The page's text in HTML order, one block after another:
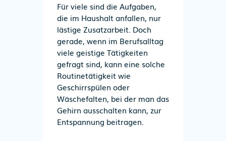
Für viele sind die Aufgaben,
die im Haushalt anfallen, nur
lästige Zusatzarbeit. Doch
gerade, wenn im Berufsalltag
viele geistige Tätigkeiten
gefragt sind, kann eine solche
Routinetätigkeit wie
Geschirrspülen oder
Wäschefalten, bei der man das
Gehirn ausschalten kann, zur
Entspannung beitragen.